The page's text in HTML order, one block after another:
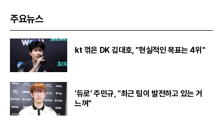
주요뉴스
kt 꺾은 DK 김대호, "현실적인 목표는 4위"
'듀로' 주민규, "최근 팀이 발전하고 있는 거
느껴"